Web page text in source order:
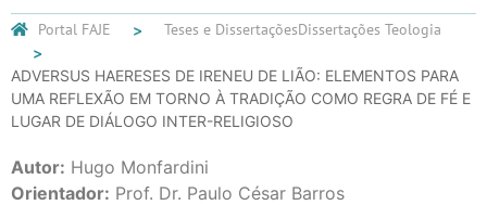
Portal FAJE Teses e DissertaçõesDissertações Teologia
ADVERSUS HAERESES DE IRENEU DE LIÃO: ELEMENTOS PARA
UMA REFLEXÃO EM TORNO À TRADIÇÃO COMO REGRA DE FÉ E
LUGAR DE DIÁLOGO INTER-RELIGIOSO
Autor: Hugo Monfardini
Orientador: Prof. Dr. Paulo César Barros